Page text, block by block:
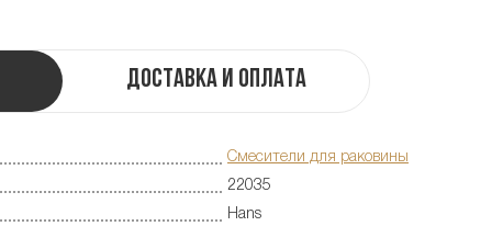
Доставка и оплата
Смесители для раковины
22035
Hans